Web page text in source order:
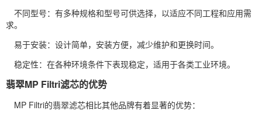
不同型号：有多种规格和型号可供选择，以适应不同工程和应用需
求。
易于安装：设计简单，安装方便，减少维护和更换时间。
稳定性：在各种环境条件下表现稳定，适用于各类工业环境。
翡翠MP Filtri滤芯的优势
MP Filtri的翡翠滤芯相比其他品牌有着显著的优势：